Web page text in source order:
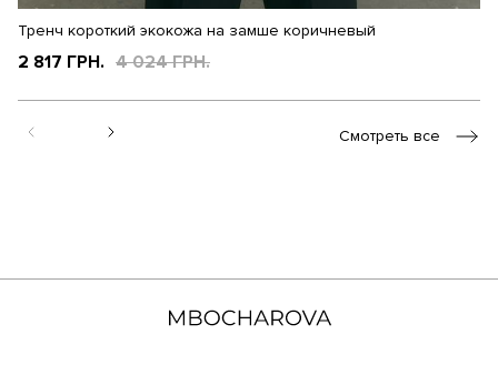
Тренч короткий экокожа на замше коричневый
2 817 ГРН. 4 024 ГРН.
Смотреть все